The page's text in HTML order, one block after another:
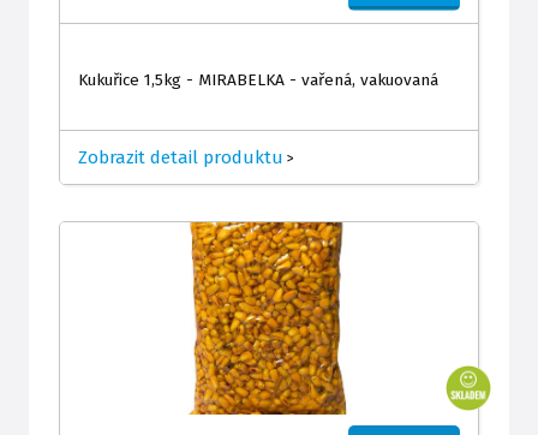
Kukuřice 1,5kg - MIRABELKA - vařená, vakuovaná
Zobrazit detail produktu >